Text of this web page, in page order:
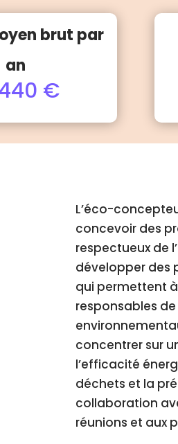
brut par
an
€
L’éco-
concevoir des
respectueux de
développer des
qui permettent à
responsables
concentrer sur
l’efficacité
déchets et la
collaboration
réunions et aux